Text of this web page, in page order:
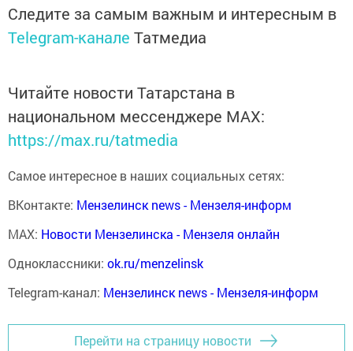
Следите за самым важным и интересным в
Telegram-канале Татмедиа
Читайте новости Татарстана в
национальном мессенджере MАХ:
https://max.ru/tatmedia
Самое интересное в наших социальных сетях:
ВКонтакте: Мензелинск news - Мензеля-информ
MAX: Новости Мензелинска - Мензеля онлайн
Одноклассники: ok.ru/menzelinsk
Telegram-канал: Мензелинск news - Мензеля-информ
Перейти на страницу новости